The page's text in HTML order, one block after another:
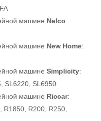
машине Nelco:
машине New Home:
машине Simplicity:
SL6220, SL6950
машине Riccar:
R1850, R200, R250,